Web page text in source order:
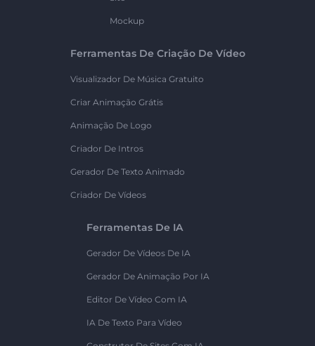
Mockup
Ferramentas De Criação De Vídeo
Visualizador De Música Gratuito
Criar Animação Grátis
Animação De Logo
Criador De Intros
Gerador De Texto Animado
Criador De Vídeos
Ferramentas De IA
Gerador De Vídeos De IA
Gerador De Animação Por IA
Editor De Vídeo Com IA
IA De Texto Para Vídeo